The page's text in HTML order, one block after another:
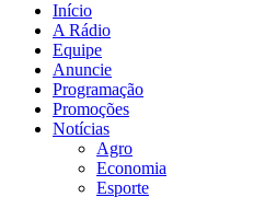
Início
A Rádio
Equipe
Anuncie
Programação
Promoções
Notícias
Agro
Economia
Esporte